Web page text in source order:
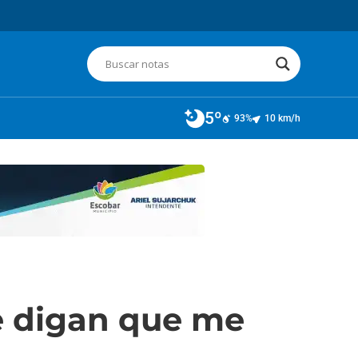
5º 93% 10 km/h
digan que me